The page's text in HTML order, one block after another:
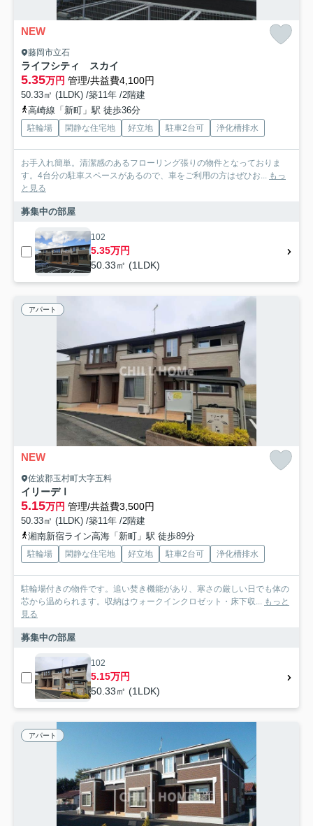
NEW
藤岡市立石
ライフシティ スカイ
5.35万円 管理/共益費4,100円
50.33㎡ (1LDK) /築11年 /2階建
高崎線「新町」駅 徒歩36分
駐輪場 閑静な住宅地 好立地 駐車2台可 浄化槽排水
お手入れ簡単。清潔感のあるフローリング張りの物件となっておりま
す。4台分の駐車スペースがあるので、車をご利用の方はぜひお... もっ
と見る
募集中の部屋
102
5.35万円
50.33㎡ (1LDK)
アパート
NEW
佐波郡玉村町大字五料
イリーデⅠ
5.15万円 管理/共益費3,500円
50.33㎡ (1LDK) /築11年 /2階建
湘南新宿ライン高海「新町」駅 徒歩89分
駐輪場 閑静な住宅地 好立地 駐車2台可 浄化槽排水
駐輪場付きの物件です。追い焚き機能があり、寒さの厳しい日でも体の
芯から温められます。収納はウォークインクロゼット・床下収... もっと
見る
募集中の部屋
102
5.15万円
50.33㎡ (1LDK)
アパート